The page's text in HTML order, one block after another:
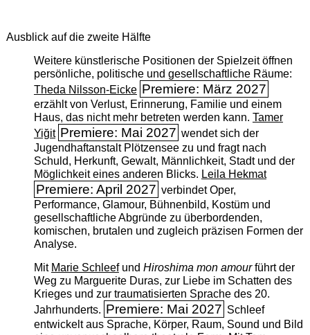
Ausblick auf die zweite Hälfte
Weitere künstlerische Positionen der Spielzeit öffnen
persönliche, politische und gesellschaftliche Räume:
Theda Nilsson-Eicke Premiere: März 2027
erzählt von Verlust, Erinnerung, Familie und einem
Haus, das nicht mehr betreten werden kann. Tamer
Yiğit Premiere: Mai 2027 wendet sich der
Jugendhaftanstalt Plötzensee zu und fragt nach
Schuld, Herkunft, Gewalt, Männlichkeit, Stadt und der
Möglichkeit eines anderen Blicks. Leila Hekmat
Premiere: April 2027 verbindet Oper,
Performance, Glamour, Bühnenbild, Kostüm und
gesellschaftliche Abgründe zu überbordenden,
komischen, brutalen und zugleich präzisen Formen der
Analyse.
Mit Marie Schleefund Hiroshima mon amourführt der
Weg zu Marguerite Duras, zur Liebe im Schatten des
Krieges und zur traumatisierten Sprache des 20.
Jahrhunderts. Premiere: Mai 2027 Schleef
entwickelt aus Sprache, Körper, Raum, Sound und Bild